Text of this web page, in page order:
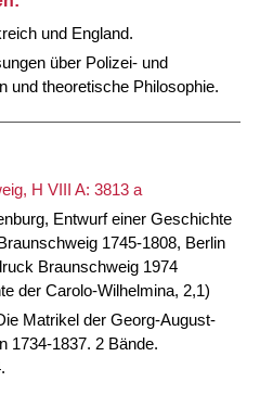
und England.
über Polizei- und
und theoretische Philosophie.
H VIII A: 3813 a
Entwurf einer Geschichte
1745-1808, Berlin
Braunschweig 1974
der Carolo-Wilhelmina, 2,1)
Matrikel der Georg-August-
1734-1837. 2 Bände.